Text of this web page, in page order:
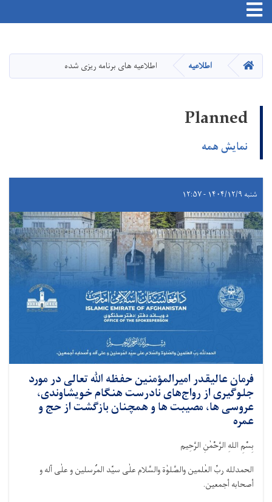
main
content
Toggle navigation
HOME اطلاعیه اطلاعیه های برنامه ریزی شده
Planned
نمایش همه
شنبه ۱۴۰۴/۱۲/۹ - ۱۲:۵۷
فرمان عالیقدر امیرالمؤمنین حفظه ﷲ تعالی در مورد
جلوگیری از رواج‌های نادرست هنگام خویشاوندی،
عروسی ها، مصیبت ها و همچنان بازگشت از حج و
عمره
بِسْمِ اللهِ الرَّحْمٰنِ الرَّحِيم
الحمدلله ربِّ العٰلمین والصَّلوٰة والسَّلام علٰی سیِّد المُرسلین و علٰی آله و
أصحابه أجمعین.